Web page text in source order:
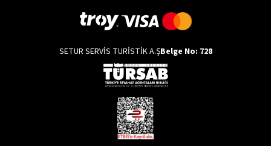
SETUR SERVİS TURİSTİK A.ŞBelge No: 728